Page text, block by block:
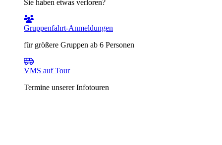
Sie haben etwas verloren?
Gruppenfahrt-Anmeldungen
für größere Gruppen ab 6 Personen
VMS auf Tour
Termine unserer Infotouren